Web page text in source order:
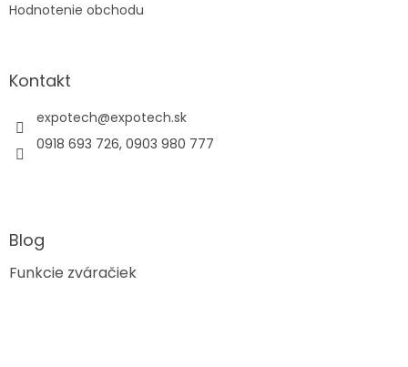
Hodnotenie obchodu
Kontakt
expotech@expotech.sk
0918 693 726, 0903 980 777
Blog
Funkcie zváračiek